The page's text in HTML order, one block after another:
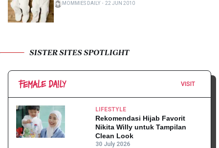
MOMMIES DAILY ・ 22 JUN 2010
SISTER SITES SPOTLIGHT
VISIT
LIFESTYLE
Rekomendasi Hijab Favorit
Nikita Willy untuk Tampilan
Clean Look
30 July 2026